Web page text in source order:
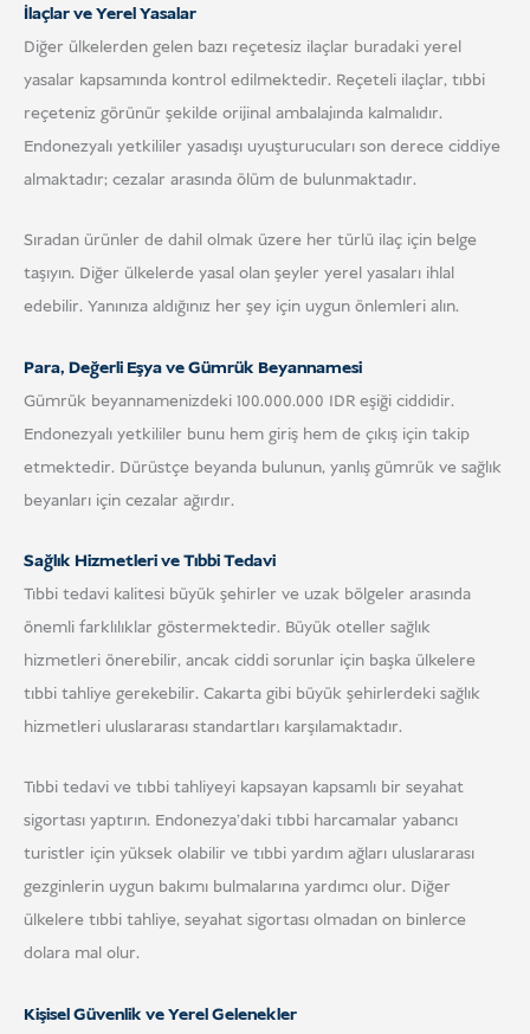
İlaçlar ve Yerel Yasalar
Diğer ülkelerden gelen bazı reçetesiz ilaçlar buradaki yerel
yasalar kapsamında kontrol edilmektedir. Reçeteli ilaçlar, tıbbi
reçeteniz görünür şekilde orijinal ambalajında kalmalıdır.
Endonezyalı yetkililer yasadışı uyuşturucuları son derece ciddiye
almaktadır; cezalar arasında ölüm de bulunmaktadır.
Sıradan ürünler de dahil olmak üzere her türlü ilaç için belge
taşıyın. Diğer ülkelerde yasal olan şeyler yerel yasaları ihlal
edebilir. Yanınıza aldığınız her şey için uygun önlemleri alın.
Para, Değerli Eşya ve Gümrük Beyannamesi
Gümrük beyannamenizdeki 100.000.000 IDR eşiği ciddidir.
Endonezyalı yetkililer bunu hem giriş hem de çıkış için takip
etmektedir. Dürüstçe beyanda bulunun, yanlış gümrük ve sağlık
beyanları için cezalar ağırdır.
Sağlık Hizmetleri ve Tıbbi Tedavi
Tıbbi tedavi kalitesi büyük şehirler ve uzak bölgeler arasında
önemli farklılıklar göstermektedir. Büyük oteller sağlık
hizmetleri önerebilir, ancak ciddi sorunlar için başka ülkelere
tıbbi tahliye gerekebilir. Cakarta gibi büyük şehirlerdeki sağlık
hizmetleri uluslararası standartları karşılamaktadır.
Tıbbi tedavi ve tıbbi tahliyeyi kapsayan kapsamlı bir seyahat
sigortası yaptırın. Endonezya'daki tıbbi harcamalar yabancı
turistler için yüksek olabilir ve tıbbi yardım ağları uluslararası
gezginlerin uygun bakımı bulmalarına yardımcı olur. Diğer
ülkelere tıbbi tahliye, seyahat sigortası olmadan on binlerce
dolara mal olur.
Kişisel Güvenlik ve Yerel Gelenekler